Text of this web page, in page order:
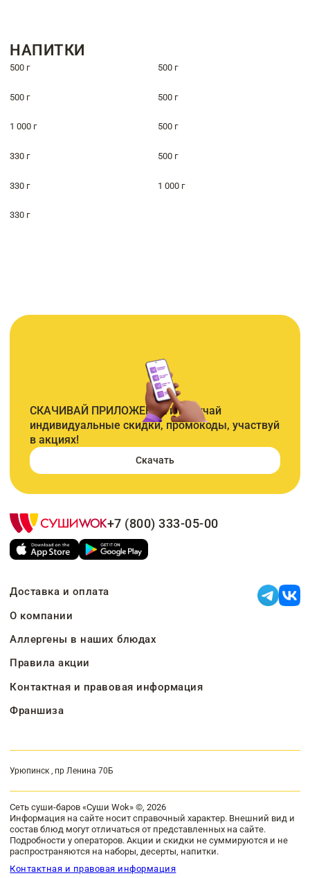
НАПИТКИ
500 г 500 г
500 г 500 г
1 000 г 500 г
330 г 500 г
330 г 1 000 г
330 г
СКАЧИВАЙ ПРИЛОЖЕНИЕ и получай
индивидуальные скидки, промокоды, участвуй
в акциях!
Скачать
+7 (800) 333-05-00
Доставка и оплата
О компании
Аллергены в наших блюдах
Правила акции
Контактная и правовая информация
Франшиза
Урюпинск , пр Ленина 70Б
Сеть суши-баров «Суши Wok» ©, 2026
Информация на сайте носит справочный характер. Внешний вид и
состав блюд могут отличаться от представленных на сайте.
Подробности у операторов. Акции и скидки не суммируются и не
распространяются на наборы, десерты, напитки.
Контактная и правовая информация